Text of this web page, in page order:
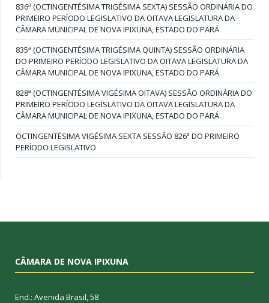
836ª (OCTINGENTÉSIMA TRIGÉSIMA SEXTA) SESSÃO ORDINÁRIA DO
PRIMEIRO PERÍODO LEGISLATIVO DA OITAVA LEGISLATURA DA
CÂMARA MUNICIPAL DE NOVA IPIXUNA, ESTADO DO PARÁ
835ª (OCTINGENTÉSIMA TRIGÉSIMA QUINTA) SESSÃO ORDINÁRIA
DO PRIMEIRO PERÍODO LEGISLATIVO DA OITAVA LEGISLATURA DA
CÂMARA MUNICIPAL DE NOVA IPIXUNA, ESTADO DO PARÁ
828ª (OCTINGENTÉSIMA VIGÉSIMA OITAVA) SESSÃO ORDINÁRIA DO
PRIMEIRO PERÍODO LEGISLATIVO DA OITAVA LEGISLATURA DA
CÂMARA MUNICIPAL DE NOVA IPIXUNA, ESTADO DO PARÁ.
OCTINGENTÉSIMA VIGÉSIMA SEXTA SESSÃO 826ª DO PRIMEIRO
PERÍODO LEGISLATIVO
CÂMARA DE NOVA IPIXUNA
End.: Avenida Brasil, 58